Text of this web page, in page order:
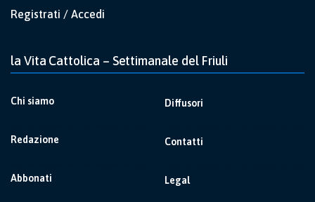
Registrati / Accedi
la Vita Cattolica – Settimanale del Friuli
Chi siamo
Redazione
Abbonati
Diffusori
Contatti
Legal